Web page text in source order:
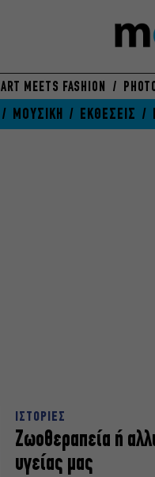
ART MEETS FASHION
ΜΟΥΣΙΚΗ ΕΚΘΕΣΕΙΣ
ΙΣΤΟΡΙΕΣ
Ζωοθεραπεία ή
υγείας μας